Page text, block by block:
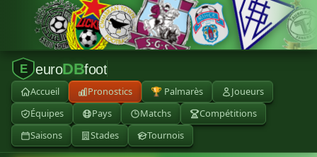
E euroDBfoot
Accueil Pronostics 🏆 Palmarès
Joueurs
Équipes
Pays Matchs
Compétitions
Saisons
Stades Tournois